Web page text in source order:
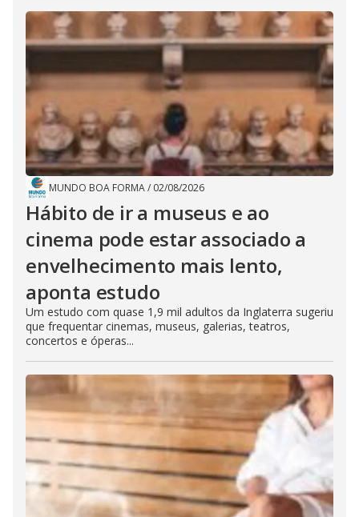
MUNDO BOA FORMA/ 02/08/2026
Hábito de ir a museus e ao
cinema pode estar associado a
envelhecimento mais lento,
aponta estudo
Um estudo com quase 1,9 mil adultos da Inglaterra sugeriu
que frequentar cinemas, museus, galerias, teatros,
concertos e óperas...